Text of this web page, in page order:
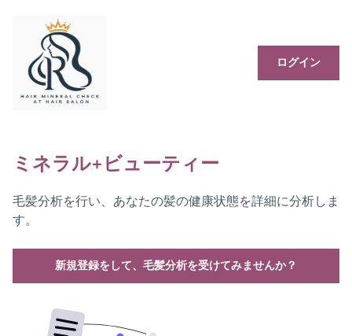
ログイン
ミネラル+ビューティー
毛髪分析を行い、あなたの髪の健康状態を詳細に分析しま
す。
新規登録をして、毛髪分析を受けてみませんか？